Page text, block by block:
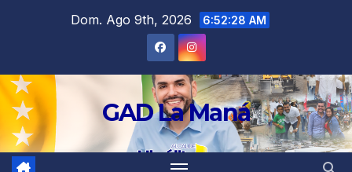
Dom. Ago 9th, 2026 6:52:28 AM
GAD La Maná